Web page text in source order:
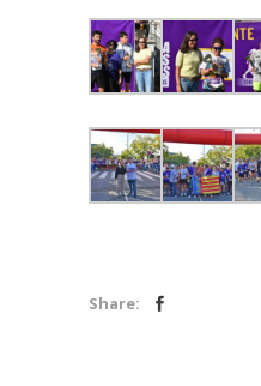
Share: